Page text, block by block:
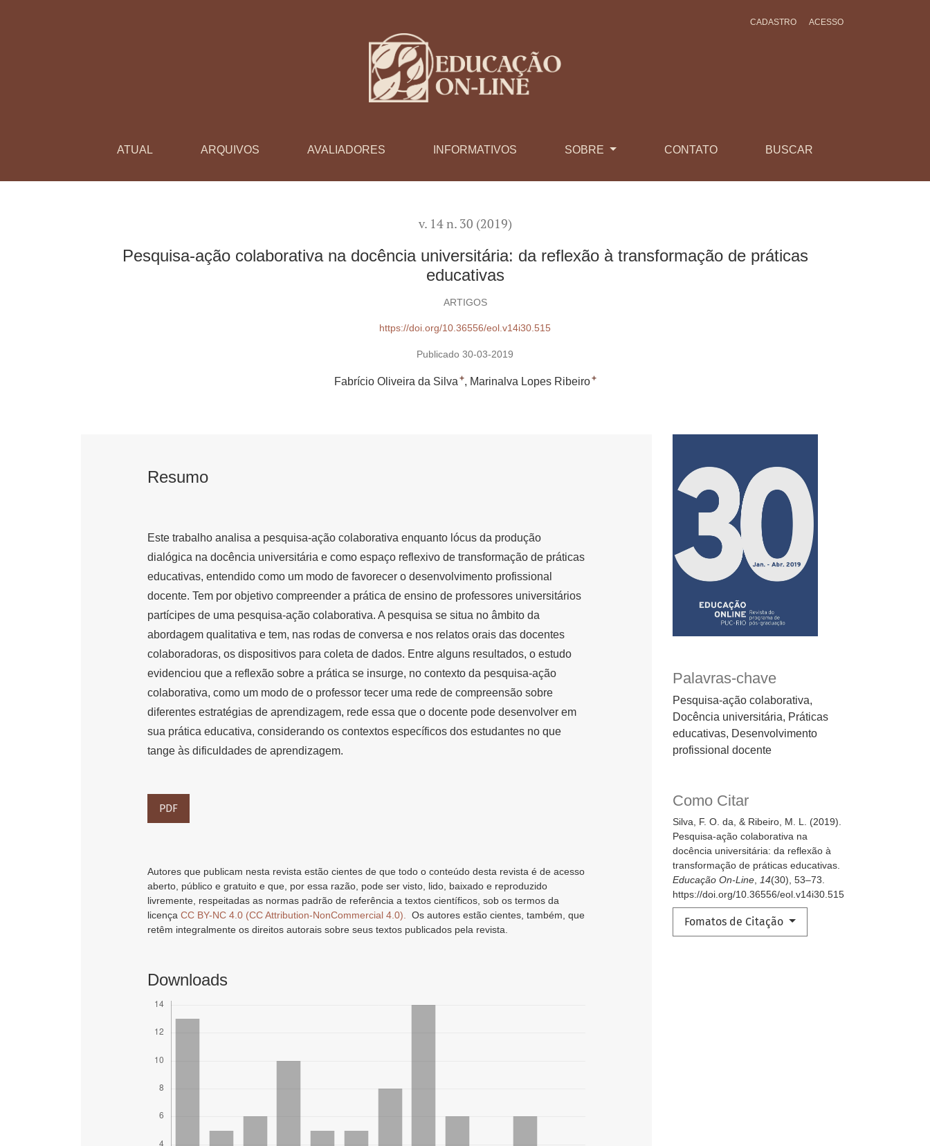
ATUAL ARQUIVOS AVALIADORES INFORMATIVOS SOBRE CONTATO BUSCAR
CADASTRO ACESSO
v. 14 n. 30 (2019)
Pesquisa-ação colaborativa na docência universitária: da reflexão à transformação de práticas
educativas
ARTIGOS
https://doi.org/10.36556/eol.v14i30.515
Publicado 30-03-2019
Fabrício Oliveira da Silva + Marinalva Lopes Ribeiro+
Palavras-chave
Pesquisa-ação colaborativa,
Docência universitária, Práticas
educativas, Desenvolvimento
profissional docente
Como Citar
Silva, F. O. da, & Ribeiro, M. L. (2019).
Pesquisa-ação colaborativa na
docência universitária: da reflexão à
transformação de práticas educativas.
Educação On-Line, 14(30), 53–73.
https://doi.org/10.36556/eol.v14i30.515
Fomatos de Citação
Resumo
Este trabalho analisa a pesquisa-ação colaborativa enquanto lócus da produção
dialógica na docência universitária e como espaço reflexivo de transformação de práticas
educativas, entendido como um modo de favorecer o desenvolvimento profissional
docente. Tem por objetivo compreender a prática de ensino de professores universitários
partícipes de uma pesquisa-ação colaborativa. A pesquisa se situa no âmbito da
abordagem qualitativa e tem, nas rodas de conversa e nos relatos orais das docentes
colaboradoras, os dispositivos para coleta de dados. Entre alguns resultados, o estudo
evidenciou que a reflexão sobre a prática se insurge, no contexto da pesquisa-ação
colaborativa, como um modo de o professor tecer uma rede de compreensão sobre
diferentes estratégias de aprendizagem, rede essa que o docente pode desenvolver em
sua prática educativa, considerando os contextos específicos dos estudantes no que
tange às dificuldades de aprendizagem.
PDF
Autores que publicam nesta revista estão cientes de que todo o conteúdo desta revista é de acesso
aberto, público e gratuito e que, por essa razão, pode ser visto, lido, baixado e reproduzido
livremente, respeitadas as normas padrão de referência a textos científicos, sob os termos da
licença CC BY-NC 4.0 (CC Attribution-NonCommercial 4.0).
Os autores estão cientes, também, que
retêm integralmente os direitos autorais sobre seus textos publicados pela revista.
Downloads